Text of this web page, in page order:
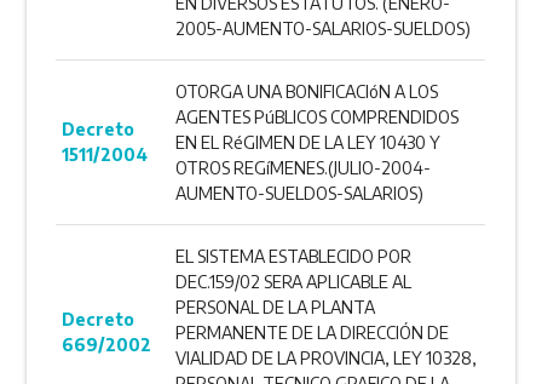
2005-AUMENTO-SALARIOS-SUELDOS)
Decreto
1511/2004
OTORGA UNA BONIFICACIóN A LOS
AGENTES PúBLICOS COMPRENDIDOS
EN EL RéGIMEN DE LA LEY 10430 Y
OTROS REGíMENES.(JULIO-2004-
AUMENTO-SUELDOS-SALARIOS)
Decreto
669/2002
EL SISTEMA ESTABLECIDO POR
DEC.159/02 SERA APLICABLE AL
PERSONAL DE LA PLANTA
PERMANENTE DE LA DIRECCIÓN DE
VIALIDAD DE LA PROVINCIA, LEY 10328,